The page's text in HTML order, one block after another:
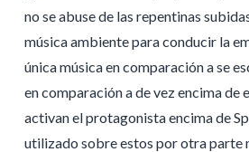
no se abuse de las repentinas
música ambiente para conducir la
única música en comparación a se
en comparación a de vez encima de
activan el protagonista encima de
utilizado sobre estos por otra parte